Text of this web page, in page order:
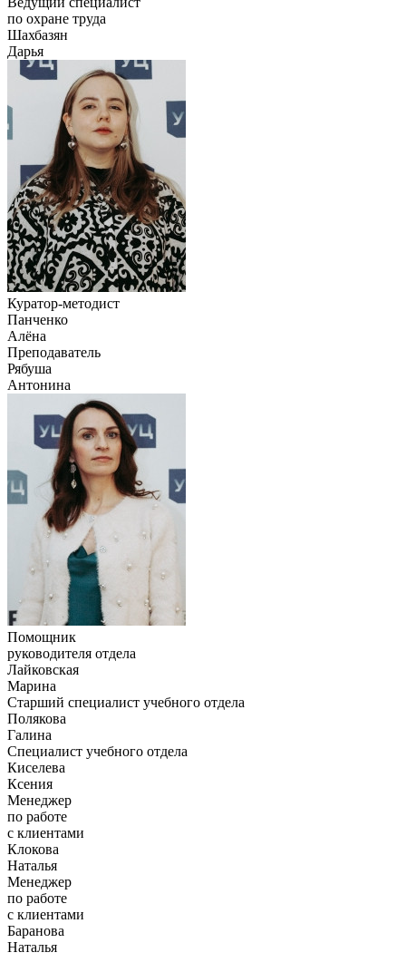
по охране труда
Шахбазян
Дарья
Куратор-методист
Панченко
Алёна
Преподаватель
Рябуша
Антонина
Помощник
руководителя отдела
Лайковская
Марина
Старший специалист учебного отдела
Полякова
Галина
Специалист учебного отдела
Киселева
Ксения
Менеджер
по работе
с клиентами
Клокова
Наталья
Менеджер
по работе
с клиентами
Баранова
Наталья